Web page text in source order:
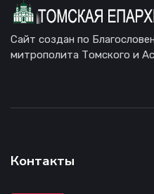
Сайт создан по
митрополита Томского и
Контакты